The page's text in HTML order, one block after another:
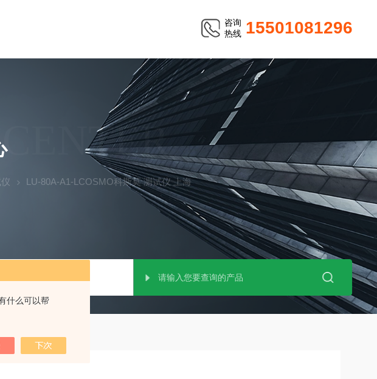
什么可以帮
咨询
热线 15501081296
CENTER
LU‑80A‑A1‑LCOSMO科斯莫 测试仪 上海